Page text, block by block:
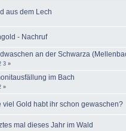
aus dem Lech
- Nachruf
an der Schwarza
3 »
im Bach
»
viel Gold habt ihr schon gewaschen?
mal dieses Jahr im Wald